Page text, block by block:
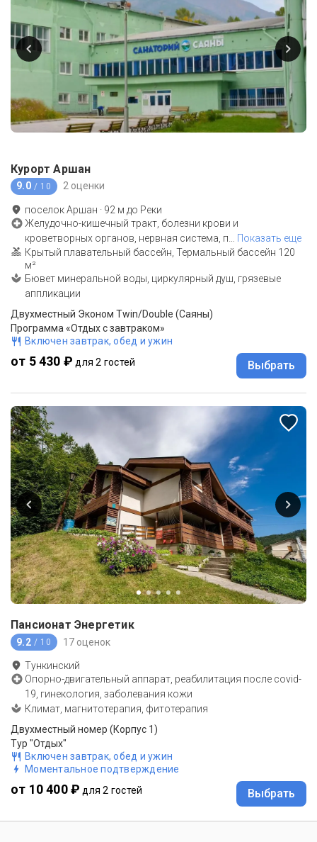
Курорт Аршан
9.0 / 10 2 оценки
поселок Аршан · 92 м до Реки
Желудочно-кишечный тракт, болезни крови и
кроветворных органов, нервная система, п
Показать еще
Крытый плавательный бассейн, Термальный бассейн 120
м²
Бювет минеральной воды, циркулярный душ, грязевые
аппликации
Двухместный Эконом Twin/Double (Саяны)
Программа «Отдых с завтраком»
Включен завтрак, обед и ужин
от 5 430 ₽ для 2 гостей Выбрать
Пансионат Энергетик
9.2 / 10 17 оценок
Тункинский
Опорно-двигательный аппарат, реабилитация после covid-
19, гинекология, заболевания кожи
Климат, магнитотерапия, фитотерапия
Двухместный номер (Корпус 1)
Тур "Отдых"
Включен завтрак, обед и ужин
Моментальное подтверждение
от 10 400 ₽ для 2 гостей Выбрать